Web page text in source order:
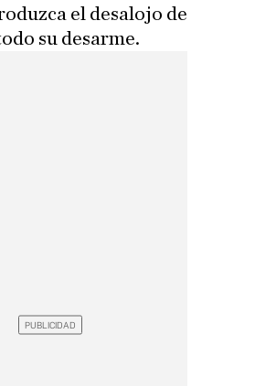
el desalojo de
su desarme.